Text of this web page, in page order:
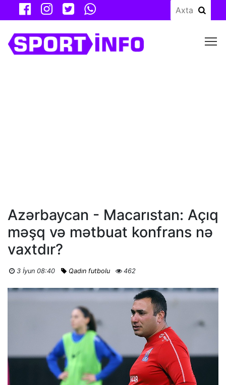
Azərbaycan - Macarıstan: Açıq
məşq və mətbuat konfrans nə
vaxtdır?
3 İyun 08:40 Qadın futbolu 462